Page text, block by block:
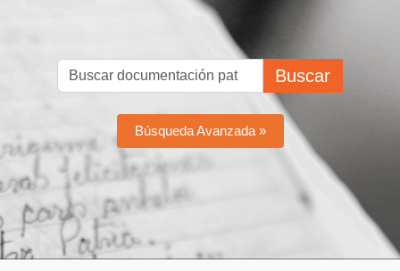
Buscar
Búsqueda Avanzada »